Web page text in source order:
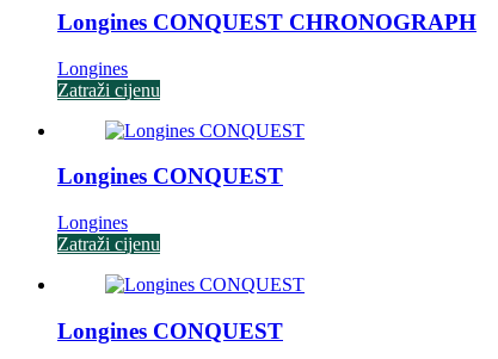
Longines CONQUEST CHRONOGRAPH
Longines
Zatraži cijenu
Longines CONQUEST
Longines
Zatraži cijenu
Longines CONQUEST